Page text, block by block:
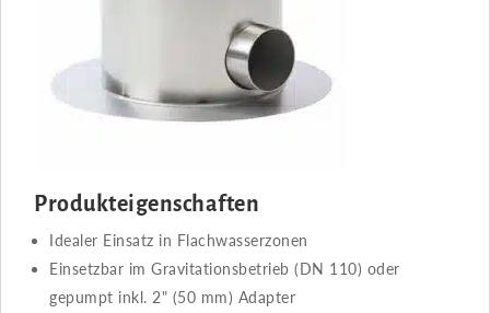
Produkteigenschaften
Idealer Einsatz in Flachwasserzonen
Einsetzbar im Gravitationsbetrieb (DN 110) oder
gepumpt inkl. 2" (50 mm) Adapter